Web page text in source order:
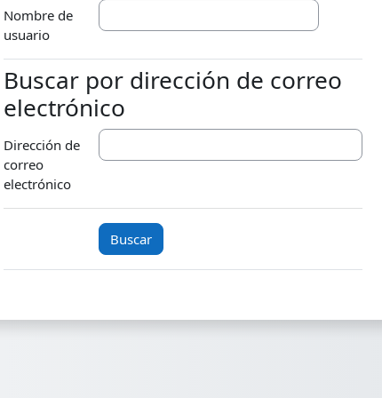
Nombre de
usuario
Buscar por dirección de correo
Buscar por dirección de correo
electrónico
Dirección de
correo
electrónico